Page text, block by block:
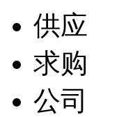
供应
求购
公司